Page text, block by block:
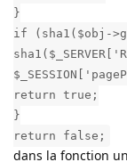
}
if (sha1($obj-
return true;
}
return false;
dans la fonction